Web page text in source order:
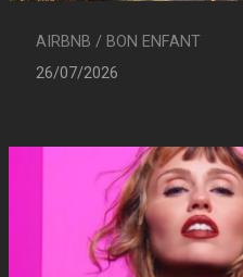
AIRBNB / BON ENFANT
26/07/2026